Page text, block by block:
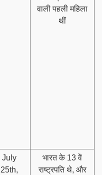
वाली पहली महिला
थीं
July
25th,
भारत के 13 वें
राष्ट्रपति थे, और